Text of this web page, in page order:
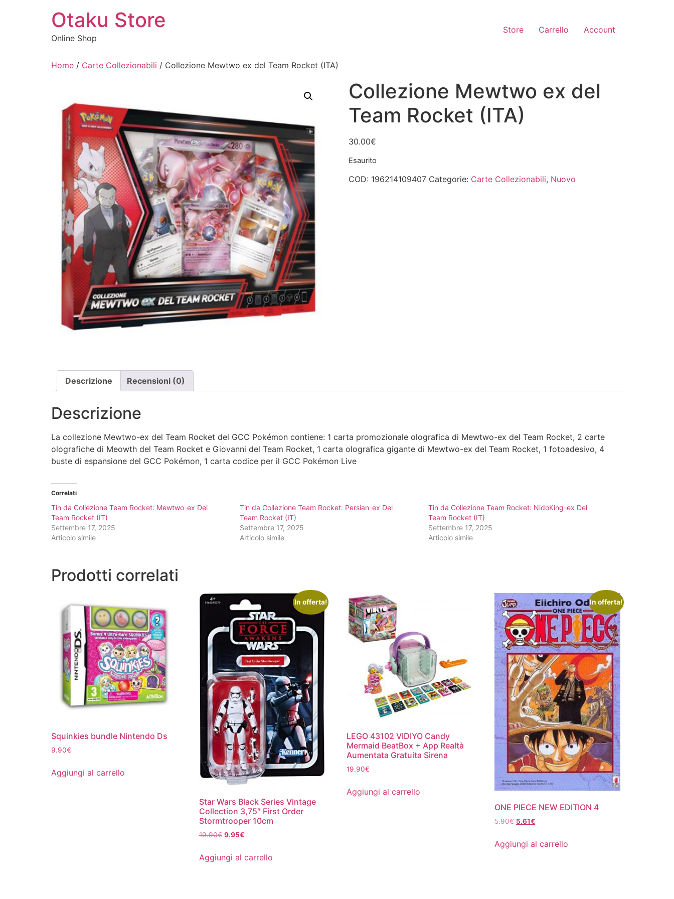
Otaku Store
Online Shop
Store Carrello Account
Home / Carte Collezionabili / Collezione Mewtwo ex del Team Rocket (ITA)
Collezione Mewtwo ex del
Team Rocket (ITA)
30.00€
Esaurito
COD: 196214109407 Categorie: Carte Collezionabili, Nuovo
Descrizione Recensioni (0)
Descrizione
La collezione Mewtwo-ex del Team Rocket del GCC Pokémon contiene: 1 carta promozionale olografica di Mewtwo-ex del Team Rocket, 2 carte
olografiche di Meowth del Team Rocket e Giovanni del Team Rocket, 1 carta olografica gigante di Mewtwo-ex del Team Rocket, 1 fotoadesivo, 4
buste di espansione del GCC Pokémon, 1 carta codice per il GCC Pokémon Live
Correlati
Tin da Collezione Team Rocket: Mewtwo-ex Del
Team Rocket (IT)
Settembre 17, 2025
Articolo simile
Tin da Collezione Team Rocket: Persian-ex Del
Team Rocket (IT)
Settembre 17, 2025
Articolo simile
Tin da Collezione Team Rocket: NidoKing-ex Del
Team Rocket (IT)
Settembre 17, 2025
Articolo simile
Prodotti correlati
Squinkies bundle Nintendo Ds
9.90€
Aggiungi al carrello
In offerta!
Star Wars Black Series Vintage
Collection 3,75″ First Order
Stormtrooper 10cm
19.90€ Il
originale
era:
9.95€Il
attuale
Aggiungi al carrello
LEGO 43102 VIDIYO Candy
Mermaid BeatBox + App Realtà
Aumentata Gratuita Sirena
19.90€
Aggiungi al carrello
In offerta!
ONE PIECE NEW EDITION 4
5.90€ Il
originale
era:
5.61€Il
attuale
Aggiungi al carrello